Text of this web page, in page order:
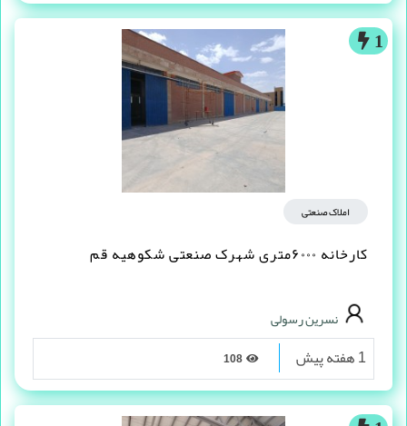
افسری
676
املاک صنعتی
کارخانه ۶۰۰۰متری شهرک صنعتی شکوهیه قم
نسرین رسولی